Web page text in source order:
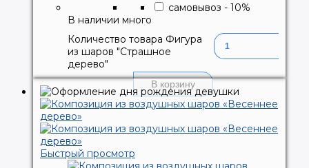
самовывоз -10%
В наличии много
Количество товара Фигура
из шаров "Страшное
дерево"
В корзину
Быстрый просмотр